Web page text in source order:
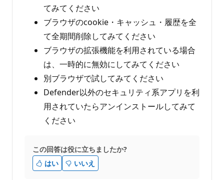
てみてください
ブラウザのcookie・キャッシュ・履歴を全
て全期間削除してみてください
ブラウザの拡張機能を利用されている場合
は、一時的に無効にしてみてください
別ブラウザで試してみてください
Defender以外のセキュリティ系アプリを利
用されていたらアンインストールしてみて
ください
この回答は役に立ちましたか?
はい
いいえ